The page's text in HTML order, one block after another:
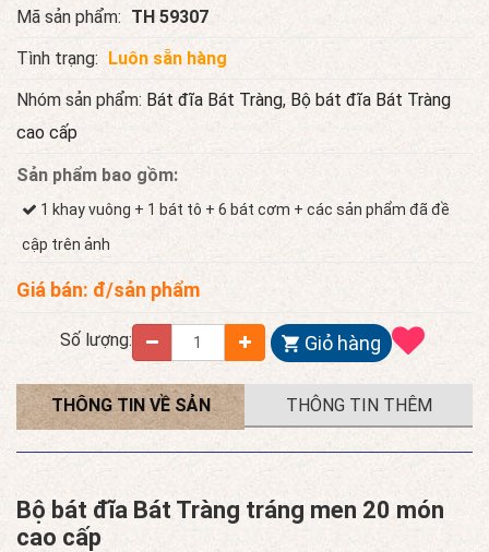
Mã sản phẩm: TH 59307
Tình trạng: Luôn sẵn hàng
Nhóm sản phẩm: Bát đĩa Bát Tràng, Bộ bát đĩa Bát Tràng
cao cấp
Sản phẩm bao gồm:
1 khay vuông + 1 bát tô + 6 bát cơm + các sản phẩm đã đề
cập trên ảnh
Giá bán: đ/sản phẩm
Số lượng: Giỏ hàng
THÔNG TIN VỀ SẢN
PHẨM
THÔNG TIN THÊM
Bộ bát đĩa Bát Tràng tráng men 20 món
cao cấp